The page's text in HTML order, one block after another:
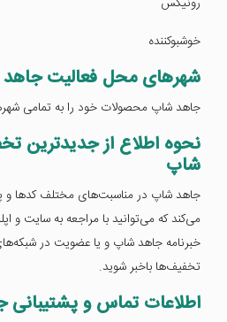
خوشبوکننده
شهرهای محل فعالیت
جاهد شاپ محصولات خود را به تمامی
نحوه اطلاع از جدیدترین
شاپ
جاهد شاپ در مناسبت‌های مختلف کدها و
می‌کند که می‌توانید با مراجعه به سایت و
خبرنامه جاهد شاپ و یا عضویت در
تخفیف‌ها باخبر شوید.
اطلاعات تماس و